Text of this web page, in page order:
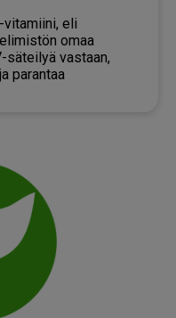
vitamiini, eli
omaa
säteilyä vastaan,
parantaa